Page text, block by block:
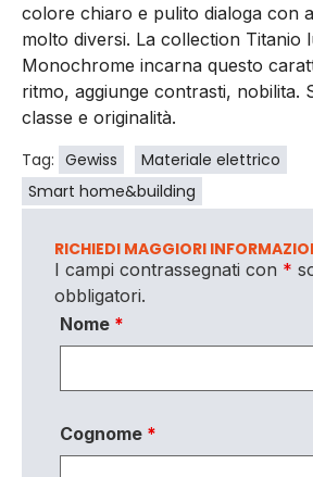
colore chiaro e pulito dialoga con
molto diversi. La collection Titanio
Monochrome incarna questo
ritmo, aggiunge contrasti, nobilita.
classe e originalità.
Tag: Gewiss
Materiale elettrico
Smart home&building
RICHIEDI MAGGIORI
I campi contrassegnati con *
obbligatori.
Nome *
Cognome *